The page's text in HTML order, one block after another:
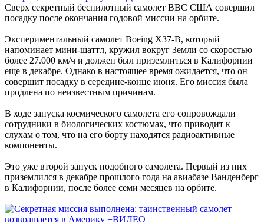
Сверх секретный беспилотный самолет ВВС США совершил
посадку после окончания годовой миссии на орбите.
Экспериментальный самолет Boeing X37-B, который
напоминает мини-шаттл, кружил вокруг Земли со скоростью
более 27.000 км/ч и должен был приземлиться в Калифорнии
еще в декабре. Однако в настоящее время ожидается, что он
совершит посадку в середине-конце июня. Его миссия была
продлена по неизвестным причинам.
В ходе запуска космического самолета его сопровождали
сотрудники в биологических костюмах, что приводит к
слухам о том, что на его борту находятся радиоактивные
компоненты.
Это уже второй запуск подобного самолета. Первый из них
приземлился в декабре прошлого года на авиабазе Ванденберг
в Калифорнии, после более семи месяцев на орбите.